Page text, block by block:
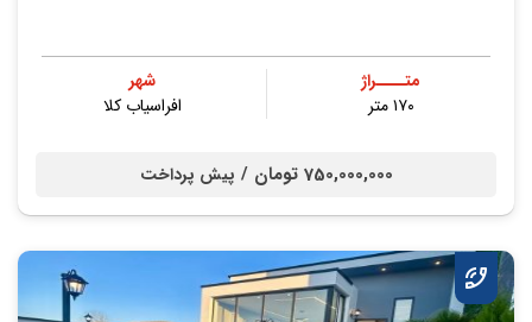
متــــراژ
۱۷۰ متر
شهر
افراسیاب کلا
750,000,000 تومان / پیش پرداخت